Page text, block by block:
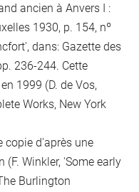
ancien à Anvers I :
1930, p. 154, nº
dans: Gazette des
236-244. Cette
1999 (D. de Vos,
Works, New York
copie d'après une
(F. Winkler, 'Some early
Burlington